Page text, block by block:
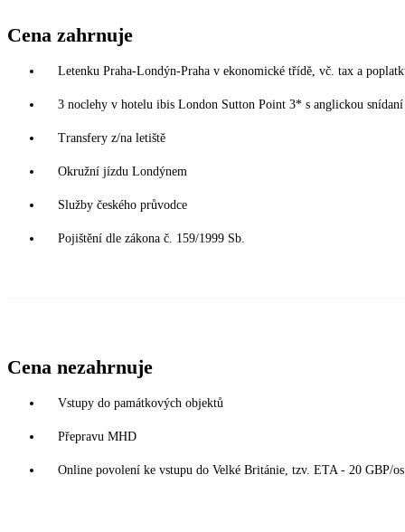
Cena zahrnuje
Letenku Praha-Londýn-Praha v ekonomické třídě, vč. tax a
3 noclehy v hotelu ibis London Sutton Point 3* s anglickou
Transfery z/na letiště
Okružní jízdu Londýnem
Služby českého průvodce
Pojištění dle zákona č. 159/1999 Sb.
Cena nezahrnuje
Vstupy do památkových objektů
Přepravu MHD
Online povolení ke vstupu do Velké Británie, tzv. ETA - 20 GBP/